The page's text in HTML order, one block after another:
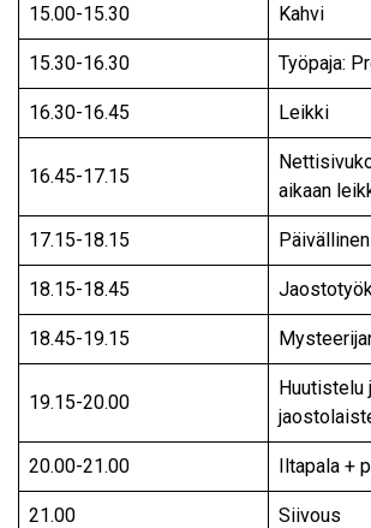
15.00-15.30 Kahvi
15.30-16.30 Työpaja:
16.30-16.45 Leikki
16.45-17.15
aikaan
17.15-18.15 Päivällinen
18.15-18.45
18.45-19.15
19.15-20.00
Huutistelu
20.00-21.00 Iltapala +
21.00 Siivous